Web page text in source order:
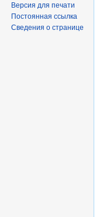
Версия для печати
Постоянная ссылка
Сведения о странице